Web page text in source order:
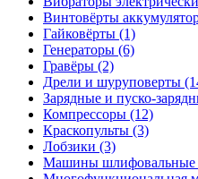
Винтовёрты
Гайковёрты (1)
Генераторы (6)
Гравёры (2)
Дрели и шуруповерты
Зарядные и пуско-
Компрессоры (12)
Краскопульты (3)
Лобзики (3)
Машины шлифовальные